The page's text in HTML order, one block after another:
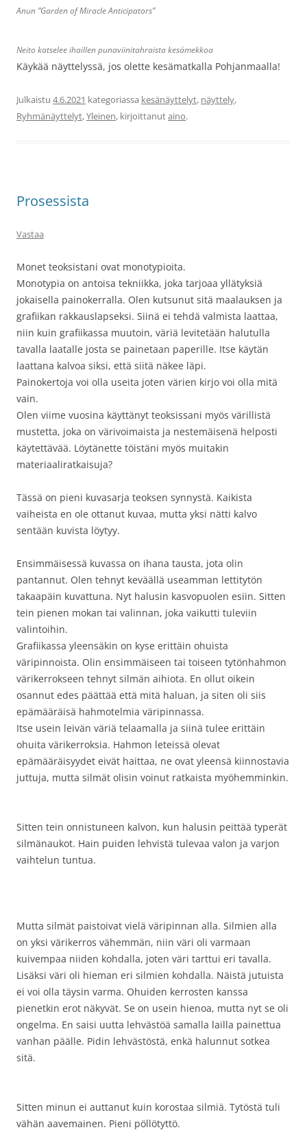
Anun ”Garden of Miracle Anticipators”
Neito katselee ihaillen punaviinitahraista kesämekkoa
Käykää näyttelyssä, jos olette kesämatkalla Pohjanmaalla!
Julkaistu 4.6.2021 kategoriassa kesänäyttelyt, näyttely,
Ryhmänäyttelyt,Yleinen, kirjoittanutaino.
Prosessista
Vastaa
Monet teoksistani ovat monotypioita.
Monotypia on antoisa tekniikka, joka tarjoaa yllätyksiä
jokaisella painokerralla. Olen kutsunut sitä maalauksen ja
grafiikan rakkauslapseksi. Siinä ei tehdä valmista laattaa,
niin kuin grafiikassa muutoin, väriä levitetään halutulla
tavalla laatalle josta se painetaan paperille. Itse käytän
laattana kalvoa siksi, että siitä näkee läpi.
Painokertoja voi olla useita joten värien kirjo voi olla mitä
vain.
Olen viime vuosina käyttänyt teoksissani myös värillistä
mustetta, joka on värivoimaista ja nestemäisenä helposti
käytettävää. Löytänette töistäni myös muitakin
materiaaliratkaisuja?
Tässä on pieni kuvasarja teoksen synnystä. Kaikista
vaiheista en ole ottanut kuvaa, mutta yksi nätti kalvo
sentään kuvista löytyy.
Ensimmäisessä kuvassa on ihana tausta, jota olin
pantannut. Olen tehnyt keväällä useamman lettitytön
takaapäin kuvattuna. Nyt halusin kasvopuolen esiin. Sitten
tein pienen mokan tai valinnan, joka vaikutti tuleviin
valintoihin.
Grafiikassa yleensäkin on kyse erittäin ohuista
väripinnoista. Olin ensimmäiseen tai toiseen tytönhahmon
värikerrokseen tehnyt silmän aihiota. En ollut oikein
osannut edes päättää että mitä haluan, ja siten oli siis
epämääräisä hahmotelmia väripinnassa.
Itse usein leivän väriä telaamalla ja siinä tulee erittäin
ohuita värikerroksia. Hahmon leteissä olevat
epämääräisyydet eivät haittaa, ne ovat yleensä kiinnostavia
juttuja, mutta silmät olisin voinut ratkaista myöhemminkin.
Sitten tein onnistuneen kalvon, kun halusin peittää typerät
silmänaukot. Hain puiden lehvistä tulevaa valon ja varjon
vaihtelun tuntua.
Mutta silmät paistoivat vielä väripinnan alla. Silmien alla
on yksi värikerros vähemmän, niin väri oli varmaan
kuivempaa niiden kohdalla, joten väri tarttui eri tavalla.
Lisäksi väri oli hieman eri silmien kohdalla. Näistä jutuista
ei voi olla täysin varma. Ohuiden kerrosten kanssa
pienetkin erot näkyvät. Se on usein hienoa, mutta nyt se oli
ongelma. En saisi uutta lehvästöä samalla lailla painettua
vanhan päälle. Pidin lehvästöstä, enkä halunnut sotkea
sitä.
Sitten minun ei auttanut kuin korostaa silmiä. Tytöstä tuli
vähän aavemainen. Pieni pöllötyttö.